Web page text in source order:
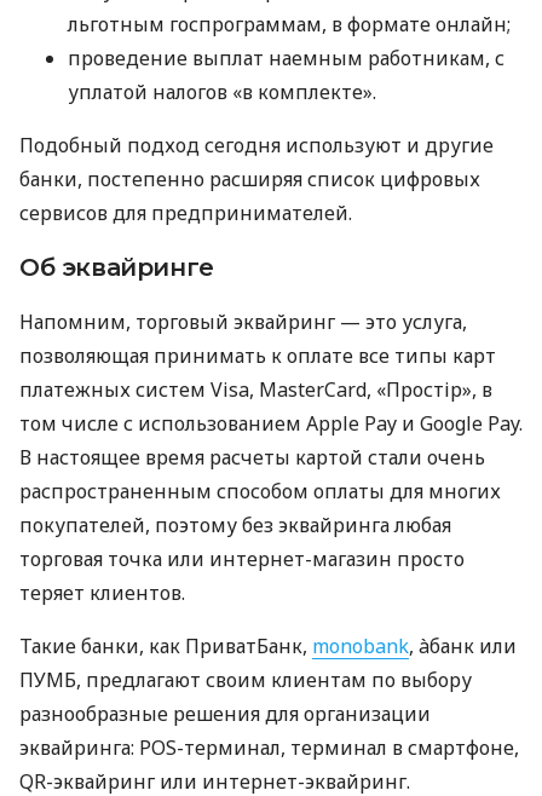
льготным госпрограммам, в формате онлайн;
проведение выплат наемным работникам, с
уплатой налогов «в комплекте».
Подобный подход сегодня используют и другие
банки, постепенно расширяя список цифровых
сервисов для предпринимателей.
Об эквайринге
Напомним, торговый эквайринг — это услуга,
позволяющая принимать к оплате все типы карт
платежных систем Visa, MasterCard, «Простір», в
том числе с использованием Apple Pay и Google Pay.
В настоящее время расчеты картой стали очень
распространенным способом оплаты для многих
покупателей, поэтому без эквайринга любая
торговая точка или интернет-магазин просто
теряет клиентов.
Такие банки, как ПриватБанк, monobank, àбанк или
ПУМБ, предлагают своим клиентам по выбору
разнообразные решения для организации
эквайринга: POS-терминал, терминал в смартфоне,
QR-эквайринг или интернет-эквайринг.